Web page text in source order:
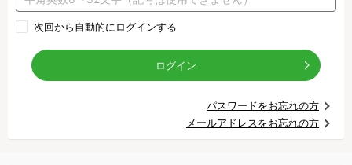
次回から自動的にログインする
ログイン
パスワードをお忘れの方
メールアドレスをお忘れの方